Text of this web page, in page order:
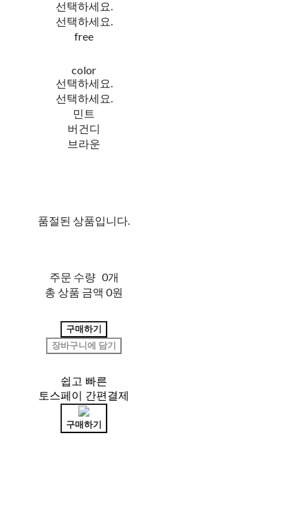
선택하세요.
선택하세요.
free
color
선택하세요.
선택하세요.
민트
버건디
브라운
품절된 상품입니다.
주문 수량 0개
총 상품 금액 0원
구매하기
장바구니에 담기
쉽고 빠른
토스페이 간편결제
구매하기